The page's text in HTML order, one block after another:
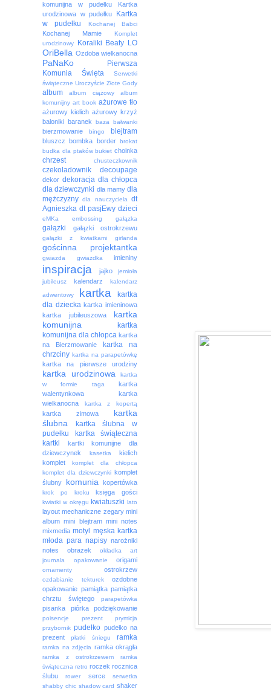
komunijna w pudełku
Kartka
urodzinowa w pudełku
Kartka
w pudełku
Kochanej Babci
Kochanej Mamie
Komplet
urodzinowy
Koraliki Beaty LO
OriBella Ozdoba wielkanocna
PaNaKo
Pierwsza
Komunia Święta
Serwetki
świąteczne Uroczyście Złote Gody
album album ciążowy
album
komunijny art book ażurowe tło
ażurowy kielich ażurowy krzyż
baloniki baranek baza bałwanki
bierzmowanie bingo blejtram
bluszcz bombka border brokat
budka dla ptaków bukiet choinka
chrzest chusteczkownik
czekoladownik decoupage
dekor dekoracja dla chłopca
dla dziewczynki dla mamy dla
mężczyzny dla nauczyciela dt
Agnieszka dt pasjEwy dzieci
eMKa embossing gałązka
gałązki gałązki ostrokrzewu
gałązki z kwiatkami girlanda
gościnna projektantka
gwiazda gwiazdka imieniny
inspiracja jajko
jemioła
jubileusz
kalendarz
kalendarz
adwentowy
kartka
kartka
dla dziecka kartka imieninowa
kartka jubileuszowa
kartka
komunijna
kartka
komunijna dla chłopca kartka
na Bierzmowanie
kartka na
chrzciny kartka na parapetówkę
kartka na pierwsze urodziny
kartka urodzinowa
kartka
w formie taga
kartka
walentynkowa
kartka
wielkanocna
kartka z kopertą
kartka zimowa
kartka
ślubna
kartka ślubna w
pudełku
kartka świąteczna
kartki
kartki komunijne dla
dziewczynek
kasetka
kielich
komplet
komplet dla chłopca
komplet dla dziewczynki komplet
ślubny
komunia kopertówka
krok po kroku księga gości
kwiatki w okręgu kwiatuszki lato
layout mechaniczne zegary mini
album mini blejtram mini notes
mixmedia motyl męska kartka
młoda para napisy narożniki
notes
obrazek
okładka art
journala
opakowanie origami
ornamenty ostrokrzew
ozdabianie tekturek
ozdobne
opakowanie pamiątka pamiątka
chrztu świętego
parapetówka
pisanka piórka podziękowanie
poisencje prezent
prymicja
przybornik pudełko pudełko na
prezent
płatki śniegu ramka
ramka na zdjęcia ramka okrągła
ramka z ostrokrzewem
ramka
świąteczna retro roczek rocznica
ślubu
rower serce
serwetka
shabby chic shadow card shaker